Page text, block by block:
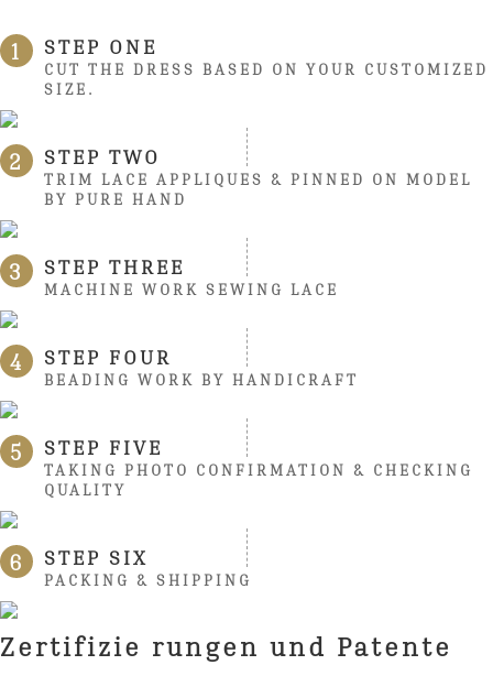
1 STEP ONE
CUT THE DRESS BASED ON YOUR CUSTOMIZED
SIZE.
2 STEP TWO
TRIM LACE APPLIQUES & PINNED ON MODEL
BY PURE HAND
3 STEP THREE
MACHINE WORK SEWING LACE
4 STEP FOUR
BEADING WORK BY HANDICRAFT
5 STEP FIVE
TAKING PHOTO CONFIRMATION & CHECKING
QUALITY
6 STEP SIX
PACKING & SHIPPING
Zertifizie rungen und Patente